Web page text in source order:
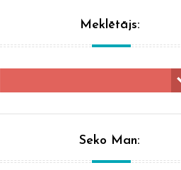
Meklētājs:
Seko Man: